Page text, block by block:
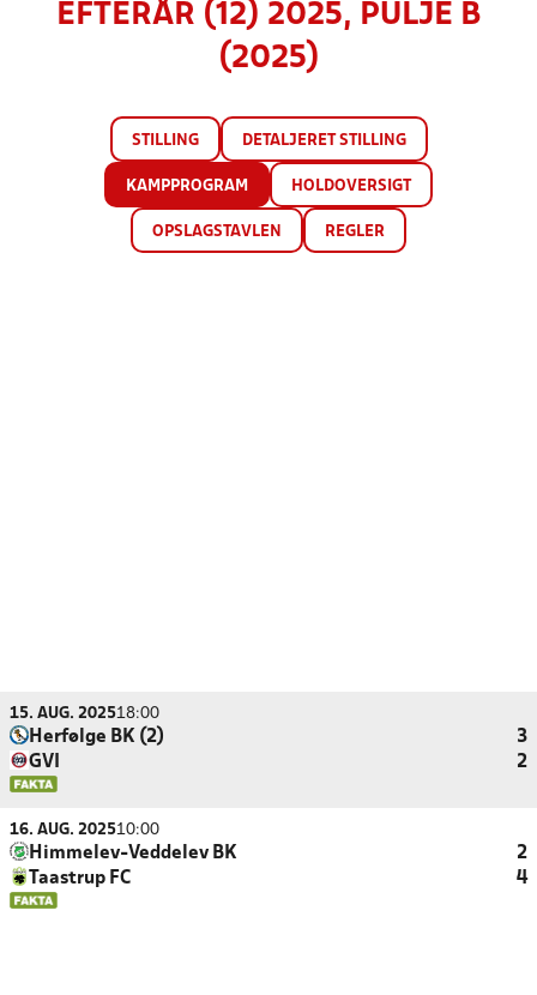
EFTERÅR (12) 2025, PULJE B
(2025)
STILLING DETALJERET STILLING
KAMPPROGRAM HOLDOVERSIGT
OPSLAGSTAVLEN REGLER
15. AUG. 202518:00
Herfølge BK (2)
3
GVI
2
16. AUG. 202510:00
Himmelev-Veddelev BK
2
Taastrup FC
4